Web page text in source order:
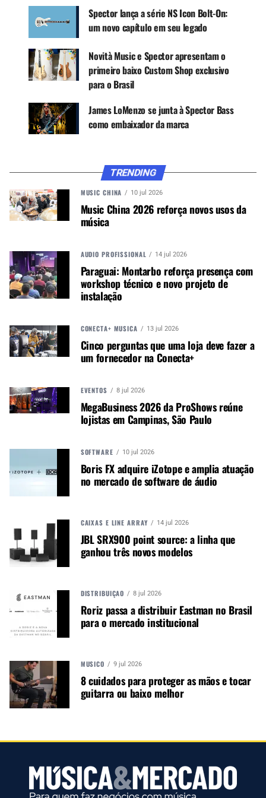
CONTINUE ACOMPANHANDO
Receba novas matérias do Música & Mercado no
WhatsApp e no Google News.
Canal WhatsApp
Google News
Além dos novos baixos, a Spector fez
investimentos significativos no futuro da marca
com sua nova USA Custom Shop perto de
Woodstock, Nova York. Mantendo métodos
comprovados de construção manual, a instalação
modelagem 3D e programação CNC revisada,
para incentivar o crescimento e criar versões mais
consistentes e precisas de seus principais
instrumentos.
explica: “Esta nova revisão do projeto da linha NS
visa incorporar o melhor da história da Spector,
mantendo-se fiel ao design original de 1977 de
o primeiro grande projeto implementado pela
nova equipe da Spector e define um padrão para
o futuro do design NS.”
Autor:Redação M&M
promover e divulgar o mercado e
negócios para o music business,
indústria de áudio profissional,
fazemos.
Noticias que ajudam seu trabalho com a música.
Acesse o Canal de WhatsApp
Spector lança a série NS Icon Bolt-On:
um novo capítulo em seu legado
Novità Music e Spector apresentam o
primeiro baixo Custom Shop exclusivo
para o Brasil
James LoMenzo se junta à Spector Bass
como embaixador da marca
TRENDING
MUSIC CHINA 10 jul 2026
Music China 2026 reforça novos usos da
música
AUDIO PROFISSIONAL 14 jul 2026
Paraguai: Montarbo reforça presença com
workshop técnico e novo projeto de
instalação
CONECTA+ MÚSICA 13 jul 2026
Cinco perguntas que uma loja deve fazer a
um fornecedor na Conecta+
EVENTOS 8 jul 2026
MegaBusiness 2026 da ProShows reúne
lojistas em Campinas, São Paulo
SOFTWARE 10 jul 2026
Boris FX adquire iZotope e amplia atuação
no mercado de software de áudio
CAIXAS E LINE ARRAY 14 jul 2026
JBL SRX900 point source: a linha que
ganhou três novos modelos
DISTRIBUIÇÃO 8 jul 2026
Roriz passa a distribuir Eastman no Brasil
para o mercado institucional
MÚSICO 9 jul 2026
8 cuidados para proteger as mãos e tocar
guitarra ou baixo melhor